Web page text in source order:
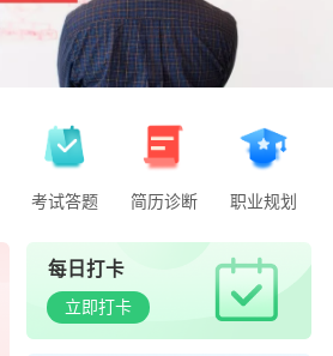
考试答题 简历诊断 职业规划
每日打卡
立即打卡